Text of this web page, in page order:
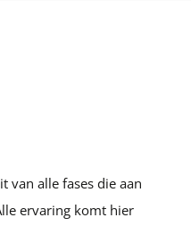
van alle fases die aan
ervaring komt hier